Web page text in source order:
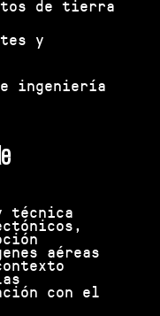
de tierra
y
ingeniería
técnica
aéreas
con el